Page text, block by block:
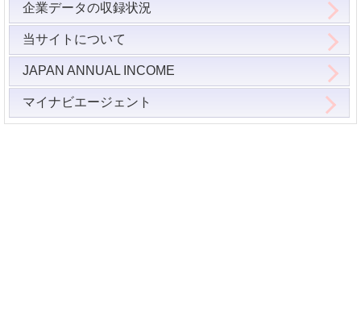
企業データの収録状況
当サイトについて
JAPAN ANNUAL INCOME
マイナビエージェント